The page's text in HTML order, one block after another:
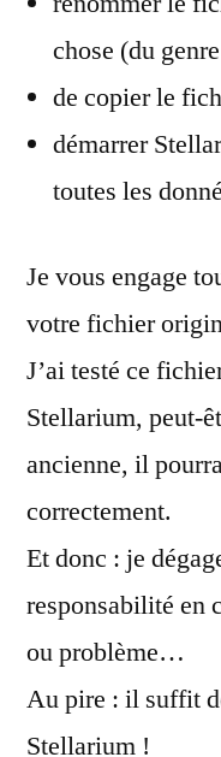
chose (du
de copier le
démarrer
toutes les
Je vous engage
votre fichier
J’ai testé ce
Stellarium, peut-
ancienne, il
correctement.
Et donc : je
responsabilité en
ou problème…
Au pire : il suffit
Stellarium !